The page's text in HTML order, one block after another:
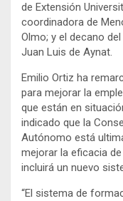
de Extensión
coordinadora de
Olmo; y el decano
Juan Luis de Aynat.
Emilio Ortiz ha
para mejorar la
que están en
indicado que la
Autónomo está
mejorar la eficacia
incluirá un nuevo
“El sistema de